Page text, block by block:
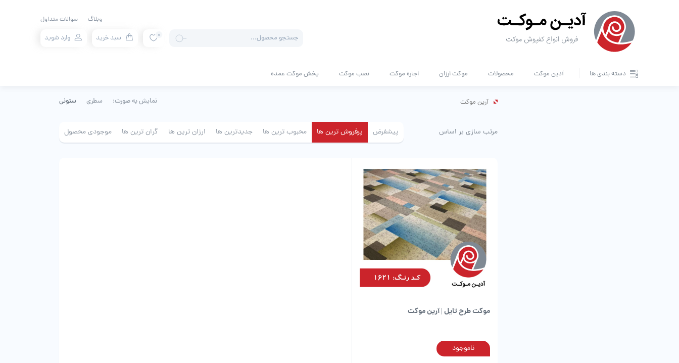
وبلاگ سوالات متداول
search
0 سبد خرید وارد شوید
دسته بندی ها آدین موکت محصولات موکت ارزان اجاره موکت نصب موکت پخش موکت عمده
آرین موکت نمایش به صورت: سطری ستونی
مرتب سازی بر اساس پیشفرض پرفروش ترین ها محبوب ترین ها جدیدترین ها ارزان ترین ها گران ترین ها موجودی محصول
موکت طرح تایل | آرین موکت
ناموجود